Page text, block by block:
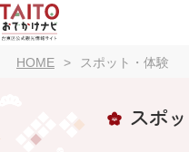
HOME スポット・体験
スポ